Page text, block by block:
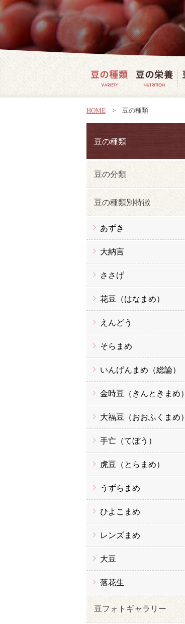
HOME > 豆の種類
豆の種類
豆の分類
豆の種類別特徴
あずき
大納言
ささげ
花豆（はなまめ）
えんどう
そらまめ
いんげんまめ（総論）
金時豆（きんときまめ）
大福豆（おおふくまめ）
手亡（てぼう）
虎豆（とらまめ）
うずらまめ
ひよこまめ
レンズまめ
大豆
落花生
豆フォトギャラリー